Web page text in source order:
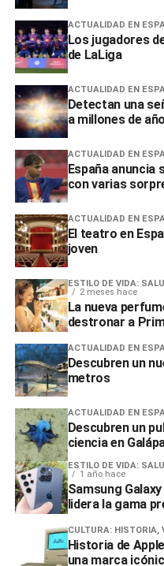
ACTUALIDAD EN
Los jugadores
de LaLiga
ACTUALIDAD EN
Detectan una
a millones de
ACTUALIDAD EN
España anuncia
con varias
ACTUALIDAD EN
El teatro en
joven
ESTILO DE VIDA:
2 meses hace
La nueva
destronar a
ACTUALIDAD EN
Descubren un
metros
ACTUALIDAD EN
Descubren un
ciencia en
ESTILO DE VIDA:
1 año hace
Samsung
lidera la gama
CULTURA: HISTORIA,
Historia de
una marca